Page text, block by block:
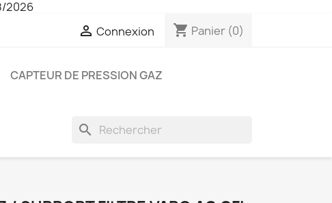
2026
 Connexion shopping_cart Panier (0)
CAPTEUR DE PRESSION GAZ
search